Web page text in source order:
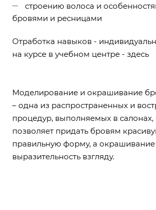
строению волоса и
бровями и ресницами
Отработка навыков -
на курсе в учебном центре - здесь
Моделирование и окрашивание
– одна из распространенных и
процедур, выполняемых в салонах,
позволяет придать бровям
правильную форму, а окрашивание
выразительность взгляду.